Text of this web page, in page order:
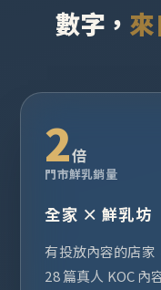
數字， 來
2倍
門市鮮乳銷量
全家 × 鮮乳坊
有投放內容的店家
28 篇真人 KOC 內